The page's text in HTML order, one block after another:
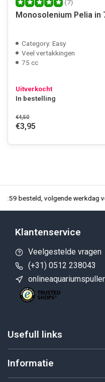
(7)
Monosolenium Pelia in
Category: Easy
Veel vertakkingen
75 cc
Uitverkocht
In bestelling
€4,50
€3,95
besteld, volgende werkdag
Klantenservice
Veelgestelde vragen
(+31) 0512 238043
Usefull links
Informatie